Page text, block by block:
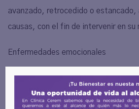
avanzado, retrocedido o estancado,
causas, con el fin de intervenir en su
Enfermedades emocionales
patrones de pensamiento y de
funcionamiento de una persona y su